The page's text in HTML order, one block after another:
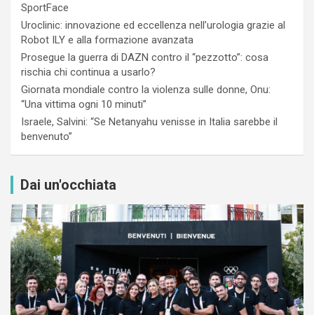
SportFace
Uroclinic: innovazione ed eccellenza nell’urologia grazie al
Robot ILY e alla formazione avanzata
Prosegue la guerra di DAZN contro il “pezzotto”: cosa
rischia chi continua a usarlo?
Giornata mondiale contro la violenza sulle donne, Onu:
“Una vittima ogni 10 minuti”
Israele, Salvini: “Se Netanyahu venisse in Italia sarebbe il
benvenuto”
Dai un'occhiata